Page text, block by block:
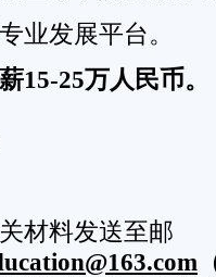
业发展平台。
15-25万人民币。
材料发送至邮
@163.com